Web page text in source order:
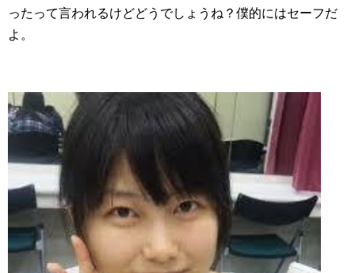
ったって言われるけどどうでしょうね？僕的にはセーフだ
よ。